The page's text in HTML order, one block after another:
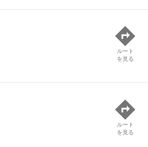
ルート
を見る
ルート
を見る